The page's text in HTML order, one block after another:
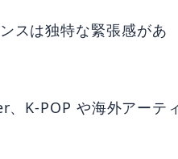
スは独特な緊張感があ
、K-POP や海外アーテ